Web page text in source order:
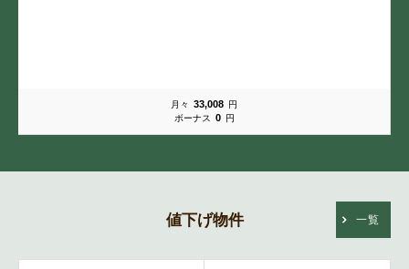
月々 33,008 円
ボーナス
0 円
値下げ物件 一覧